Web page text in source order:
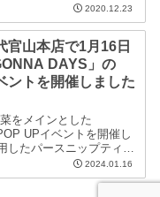
2020.12.23
山本店で1月16日
DAYS」の
ントを開催しました
をメインとした
UPイベントを開催し
したパースニップティー
2024.01.16